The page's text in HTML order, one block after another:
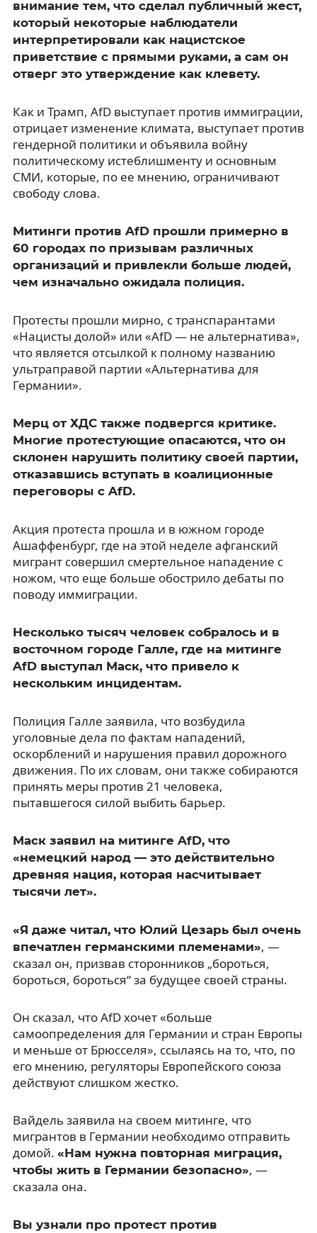
внимание тем, что сделал публичный жест,
который некоторые наблюдатели
интерпретировали как нацистское
приветствие с прямыми руками, а сам он
отверг это утверждение как клевету.
Как и Трамп, AfD выступает против иммиграции,
отрицает изменение климата, выступает против
гендерной политики и объявила войну
политическому истеблишменту и основным
СМИ, которые, по ее мнению, ограничивают
свободу слова.
Митинги против AfD прошли примерно в
60 городах по призывам различных
организаций и привлекли больше людей,
чем изначально ожидала полиция.
Протесты прошли мирно, с транспарантами
«Нацисты долой» или «AfD — не альтернатива»,
что является отсылкой к полному названию
ультраправой партии «Альтернатива для
Германии».
Мерц от ХДС также подвергся критике.
Многие протестующие опасаются, что он
склонен нарушить политику своей партии,
отказавшись вступать в коалиционные
переговоры с AfD.
Акция протеста прошла и в южном городе
Ашаффенбург, где на этой неделе афганский
мигрант совершил смертельное нападение с
ножом, что еще больше обострило дебаты по
поводу иммиграции.
Несколько тысяч человек собралось и в
восточном городе Галле, где на митинге
AfD выступал Маск, что привело к
нескольким инцидентам.
Полиция Галле заявила, что возбудила
уголовные дела по фактам нападений,
оскорблений и нарушения правил дорожного
движения. По их словам, они также собираются
принять меры против 21 человека,
пытавшегося силой выбить барьер.
Маск заявил на митинге AfD, что
«немецкий народ — это действительно
древняя нация, которая насчитывает
тысячи лет».
«Я даже читал, что Юлий Цезарь был очень
впечатлен германскими племенами», —
сказал он, призвав сторонников „бороться,
бороться, бороться“ за будущее своей страны.
Он сказал, что AfD хочет «больше
самоопределения для Германии и стран Европы
и меньше от Брюсселя», ссылаясь на то, что, по
его мнению, регуляторы Европейского союза
действуют слишком жестко.
Вайдель заявила на своем митинге, что
мигрантов в Германии необходимо отправить
домой. «Нам нужна повторная миграция,
чтобы жить в Германии безопасно», —
сказала она.
Вы узнали про протест против